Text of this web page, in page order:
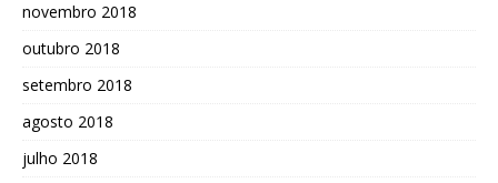
novembro 2018
outubro 2018
setembro 2018
agosto 2018
julho 2018